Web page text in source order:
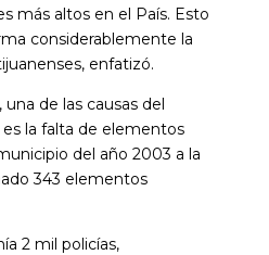
más altos en el País. Esto
considerablemente la
enfatizó.
de las causas del
la falta de elementos
del año 2003 a la
343 elementos
2 mil policías,